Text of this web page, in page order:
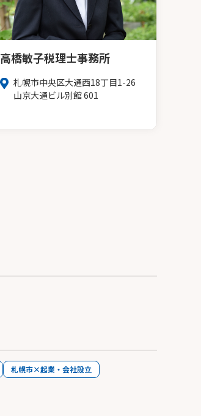
高橋敏子税理士事務所
札幌市中央区大通西18丁目1-26
山京大通ビル別館 601
札幌市×起業・会社設立